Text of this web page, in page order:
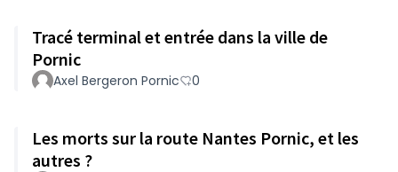
Tracé terminal et entrée dans la ville de
Pornic
Axel Bergeron Pornic 0
Les morts sur la route Nantes Pornic, et les
autres ?